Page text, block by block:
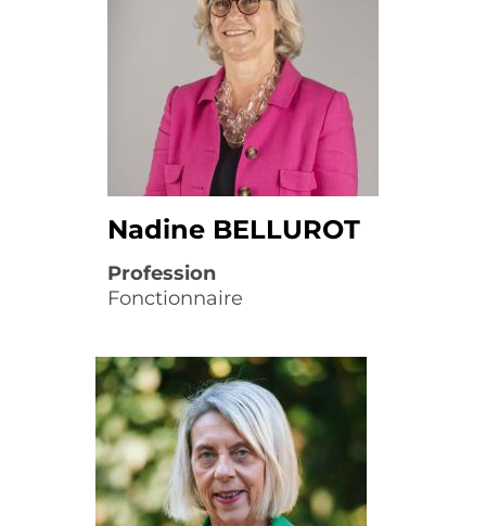
Nadine BELLUROT
Profession
Fonctionnaire